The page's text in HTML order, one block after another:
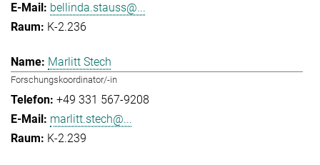
bellinda.stauss@...
K-2.236
Marlitt Stech
Forschungskoordinator/-in
+49 331 567-9208
marlitt.stech@...
K-2.239